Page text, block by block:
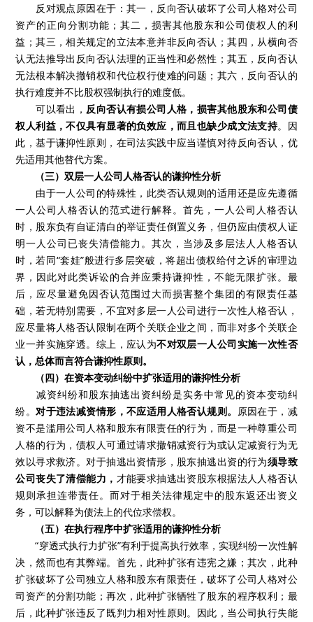
反对观点原因在于：其一，反向否认破坏了公司人格对公司
资产的正向分割功能；其二，损害其他股东和公司债权人的利
益；其三，相关规定的立法本意并非反向否认；其四，从横向否
认无法推导出反向否认法理的正当性和必然性；其五，反向否认
无法根本解决撤销权和代位权行使难的问题；其六，反向否认的
执行难度并不比股权强制执行的难度低。
可以看出， 反向否认有损公司人格，损害其他股东和公司债
权人利益，不仅具有显著的负效应，而且也缺少成文法支持。因
此，基于谦抑性原则，在司法实践中应当谨慎对待反向否认，优
先适用其他替代方案。
（三）双层一人公司人格否认的谦抑性分析
由于一人公司的特殊性，此类否认规则的适用还是应先遵循
一人公司人格否认的范式进行解释。首先，一人公司人格否认
时，股东负有自证清白的举证责任倒置义务，但仍应由债权人证
明一人公司已丧失清偿能力。其次，当涉及多层法人人格否认
时，若同“套娃”般进行多层突破，将超出债权给付之诉的审理边
界，因此对此类诉讼的合并应秉持谦抑性，不能无限扩张。最
后，应尽量避免因否认范围过大而损害整个集团的有限责任基
础，若无特别需要，不宜对多层一人公司进行一次性人格否认，
应尽量将人格否认限制在两个关联企业之间，而非对多个关联企
业一并实施穿透。综上，应认为不对双层一人公司实施一次性否
认，总体而言符合谦抑性原则。
（四）在资本变动纠纷中扩张适用的谦抑性分析
减资纠纷和股东抽逃出资纠纷是实务中常见的资本变动纠
纷。对于违法减资情形，不应适用人格否认规则。 原因在于，减
资不是滥用公司人格和股东有限责任的行为，而是一种尊重公司
人格的行为，债权人可通过请求撤销减资行为或认定减资行为无
效以寻求救济。对于抽逃出资情形，股东抽逃出资的行为须导致
公司丧失了清偿能力， 才能要求抽逃出资股东根据法人人格否认
规则承担连带责任。而对于相关法律规定中的股东返还出资义
务，可以解释为债法上的代位求偿权。
（五）在执行程序中扩张适用的谦抑性分析
“穿透式执行力扩张”有利于提高执行效率，实现纠纷一次性解
决，然而也有其弊端。首先，此种扩张有违宪之嫌；其次，此种
扩张破坏了公司独立人格和股东有限责任，破坏了公司人格对公
司资产的分割功能；再次，此种扩张牺牲了股东的程序权利；最
后，此种扩张违反了既判力相对性原则。因此，当公司执行失能